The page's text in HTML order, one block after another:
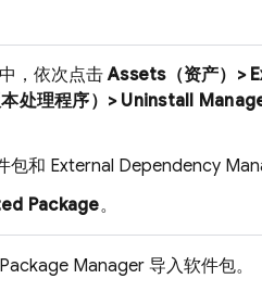
，依次点击Assets（资产）>
处理程序）> Uninstall
包和 External Dependency
Package。
Manager 导入软件包。